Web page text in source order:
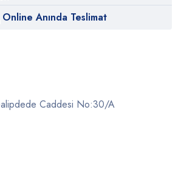
Online Anında Teslimat
Caddesi No:30/A